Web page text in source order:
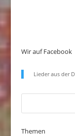
Wir auf Facebook
Lieder aus der
Themen